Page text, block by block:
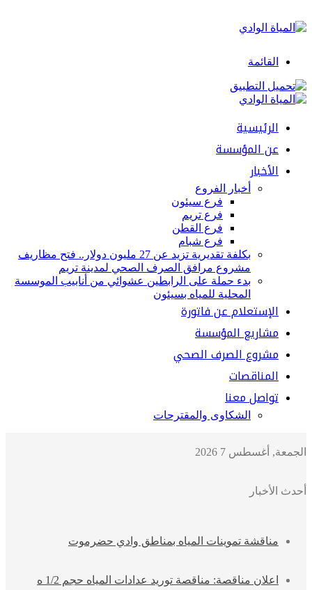
القائمة
الرئيسية
عن المؤسسة
الأخبار
أخبار الفروع
فرع سيئون
فرع تريم
فرع القطن
فرع شبام
بكلفة تقديرية تزيد عن 27 مليون دولار.. فتح مظاريف
مشروع مرافق الصرف الصحي لمدينة تريم
بدء حملة على الرابطين عشوائي من أنابيب الموسسة
المحلية للمياه بسيئون
الإستعلام عن فاتورة
مشاريع المؤسسة
مشروع الصرف الصحي
المناقصات
تواصل معنا
الشكاوى والمقترحات
الجمعة, أغسطس 7 2026
أحدث الأخبار
مناقشة تموينات المياه بمناطق وادي حضرموت
اعلان مناقصة: مناقصة توريد عدادات المياه حجم 1/2 ه